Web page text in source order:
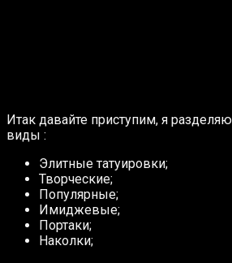
Итак давайте приступим, я
виды :
Элитные татуировки;
Творческие;
Популярные;
Имиджевые;
Портаки;
Наколки;